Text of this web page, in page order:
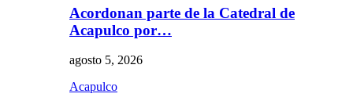
Acordonan parte de la Catedral de
Acapulco por…
agosto 5, 2026
Acapulco